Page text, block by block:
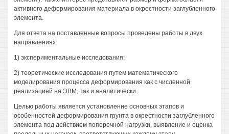
активного деформирования материала в окрестности заглубленного
элемента.
Для ответа на поставленные вопросы проведены работы в двух
направлениях:
1) экспериментальные исследования;
2) теоретические исследования путем математического
моделирования процесса деформирования как с численной
реализацией на ЭВМ, так и аналитически.
Целью работы является установление основных этапов и
особенностей деформирования грунта в окрестности заглубленного
элемента под действием поперечной нагрузки, выявление и оценка